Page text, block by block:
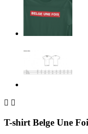
 
T-shirt Belge Une